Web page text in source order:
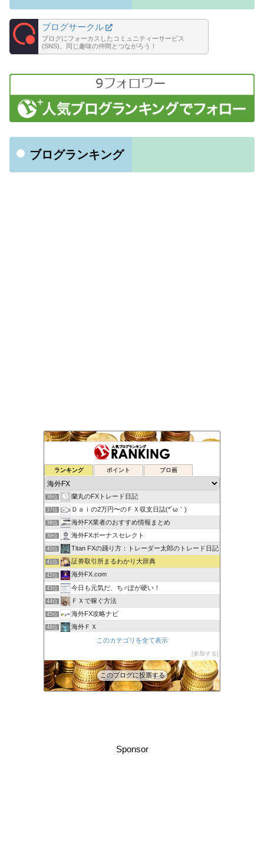
ブログサークル
ブログにフォーカスしたコミュニティーサービス
(SNS)。同じ趣味の仲間とつながろう！
ブログランキング
ランキング ポイント ブロ画
34位 元FX業者による必勝システムトレード！
35位
36位 蘭丸のFXトレード日記
37位 Ｄａｉの2万円〜のＦＸ収支日誌(*´ω｀)
38位 海外FX業者のおすすめ情報まとめ
39位 海外FXボーナスセレクト
40位 Titan FXの踊り方：トレーダー太郎のトレード日記
41位 証券取引所まるわかり大辞典
42位 海外FX.com
43位 今日も元気だ、ち♂ぽが硬い！
44位 ＦＸで稼ぐ方法
45位 海外FX攻略ナビ
46位 海外ＦＸ
XM口座開設方法2022
このカテゴリを全て表示
参加する
このブログに投票する
Sponsor